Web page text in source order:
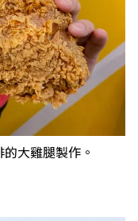
大雞腿製作。